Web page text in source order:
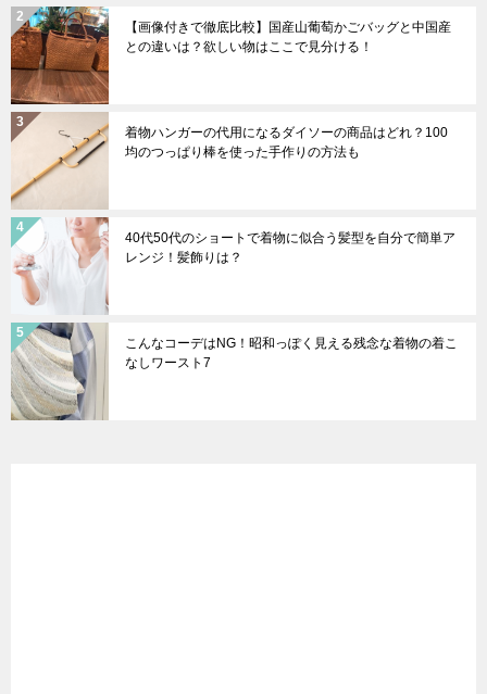
【画像付きで徹底比較】国産山葡萄かごバッグと中国産
との違いは？欲しい物はここで見分ける！
着物ハンガーの代用になるダイソーの商品はどれ？100
均のつっぱり棒を使った手作りの方法も
40代50代のショートで着物に似合う髪型を自分で簡単ア
レンジ！髪飾りは？
こんなコーデはNG！昭和っぽく見える残念な着物の着こ
なしワースト7